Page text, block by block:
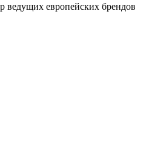
европейских брендов